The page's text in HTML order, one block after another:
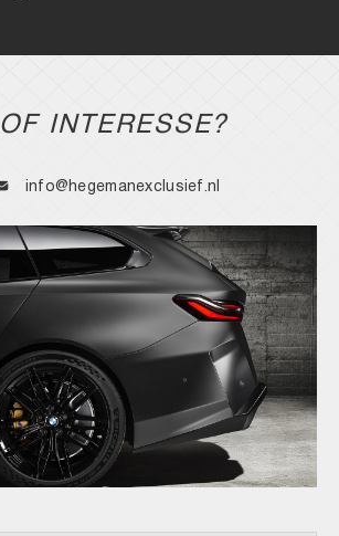
OF INTERESSE?
info@hegemanexclusief.nl